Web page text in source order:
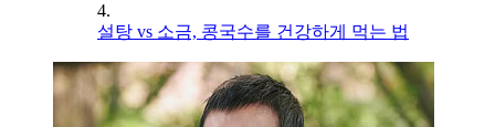
4.
설탕 vs 소금, 콩국수를 건강하게 먹는 법